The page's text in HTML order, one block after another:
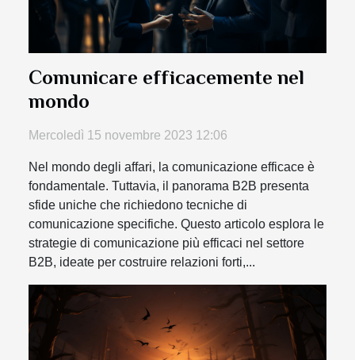
Comunicare efficacemente nel
mondo
Mercoledì 15 novembre 2023 12:06
Nel mondo degli affari, la comunicazione efficace è
fondamentale. Tuttavia, il panorama B2B presenta
sfide uniche che richiedono tecniche di
comunicazione specifiche. Questo articolo esplora le
strategie di comunicazione più efficaci nel settore
B2B, ideate per costruire relazioni forti,...